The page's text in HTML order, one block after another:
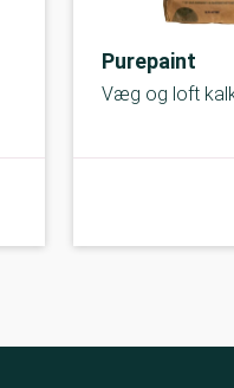
Purepaint
Væg og loft